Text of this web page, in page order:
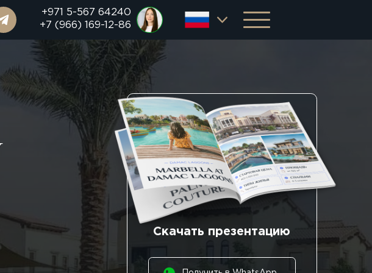
+971 5-567 64240
+7 (966) 169-12-86
Скачать презентацию